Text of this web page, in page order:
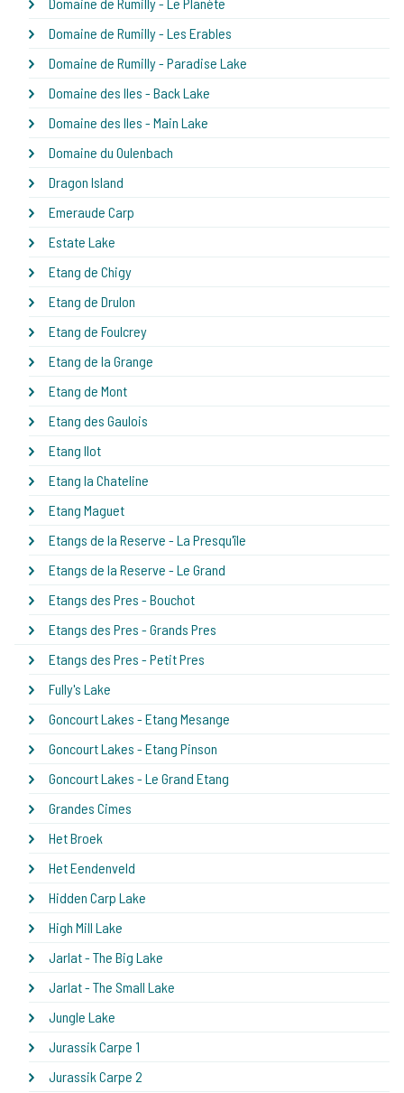
Domaine de Rumilly - Les Erables
Domaine de Rumilly - Paradise Lake
Domaine des Iles - Back Lake
Domaine des Iles - Main Lake
Domaine du Oulenbach
Dragon Island
Emeraude Carp
Estate Lake
Etang de Chigy
Etang de Drulon
Etang de Foulcrey
Etang de la Grange
Etang de Mont
Etang des Gaulois
Etang Ilot
Etang la Chateline
Etang Maguet
Etangs de la Reserve - La Presqu'île
Etangs de la Reserve - Le Grand
Etangs des Pres - Bouchot
Etangs des Pres - Grands Pres
Etangs des Pres - Petit Pres
Fully's Lake
Goncourt Lakes - Etang Mesange
Goncourt Lakes - Etang Pinson
Goncourt Lakes - Le Grand Etang
Grandes Cimes
Het Broek
Het Eendenveld
Hidden Carp Lake
High Mill Lake
Jarlat - The Big Lake
Jarlat - The Small Lake
Jungle Lake
Jurassik Carpe 1
Jurassik Carpe 2